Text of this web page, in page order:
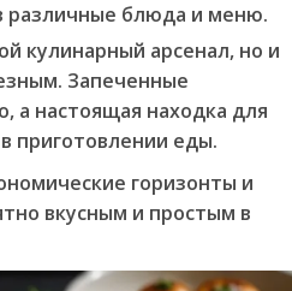
различные блюда и меню.
кулинарный арсенал, но и
Запеченные
настоящая находка для
приготовлении еды.
горизонты и
вкусным и простым в